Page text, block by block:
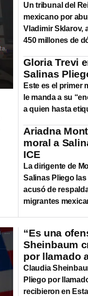
Un tribunal del
mexicano por
Vladimir Sklarov,
450 millones de
Gloria Trevi
Salinas
Este es el primer
le manda a su
a quien hasta
Ariadna
moral a
ICE
La dirigente de
Salinas Pliego
acusó de
migrantes
“Es una
Sheinbaum
por llamado
Claudia
Pliego por
recibieron en